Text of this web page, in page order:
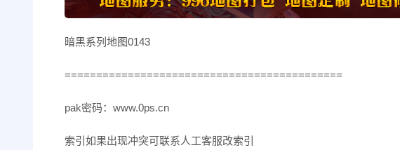
暗黑系列地图0143
============================================
pak密码：www.0ps.cn
索引如果出现冲突可联系人工客服改索引